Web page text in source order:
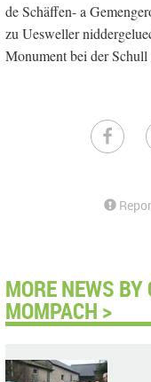
de Schäffen- a
zu Uesweller
Monument bei der
MORE NEWS BY
MOMPACH >